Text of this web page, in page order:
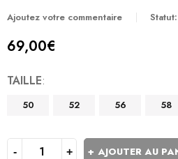
Ajoutez votre commentaire Statut:
69,00€
TAILLE
50 52 56 58
AJOUTER AU